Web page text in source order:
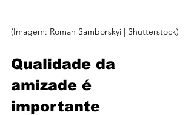
(Imagem: Roman Samborskyi | Shutterstock)
Qualidade da
amizade é
importante